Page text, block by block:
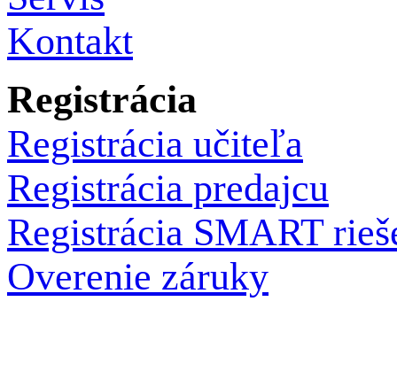
Kontakt
Registrácia
Registrácia učiteľa
Registrácia predajcu
Registrácia SMART
Overenie záruky